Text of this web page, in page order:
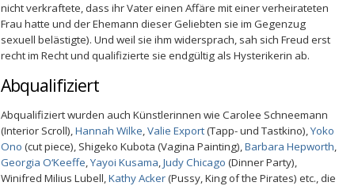
nicht verkraftete, dass ihr Vater einen Affäre mit einer verheirateten
Frau hatte und der Ehemann dieser Geliebten sie im Gegenzug
sexuell belästigte). Und weil sie ihm widersprach, sah sich Freud erst
recht im Recht und qualifizierte sie endgültig als Hysterikerin ab.
Abqualifiziert
Abqualifiziert wurden auch Künstlerinnen wie Carolee Schneemann
(Interior Scroll),Hannah Wilke,Valie Export(Tapp- und Tastkino),Yoko
Ono (cut piece), Shigeko Kubota (Vagina Painting),Barbara Hepworth,
Georgia O‘Keeffe,Yayoi Kusama,Judy Chicago (Dinner Party),
Winifred Milius Lubell,Kathy Acker(Pussy, King of the Pirates) etc., die